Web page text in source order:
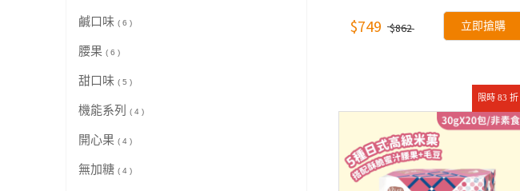
鹹口味 ( 6 )
腰果 ( 6 )
甜口味 ( 5 )
機能系列 ( 4 )
開心果 ( 4 )
無加糖 ( 4 )
$749 $862 立即搶購
限時 83 折